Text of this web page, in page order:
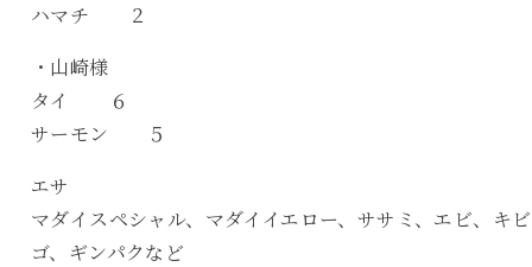
ハマチ ２
・山崎様
タイ ６
サーモン ５
エサ
マダイスペシャル、マダイイエロー、ササミ、エビ、キ
ゴ、ギンパクなど